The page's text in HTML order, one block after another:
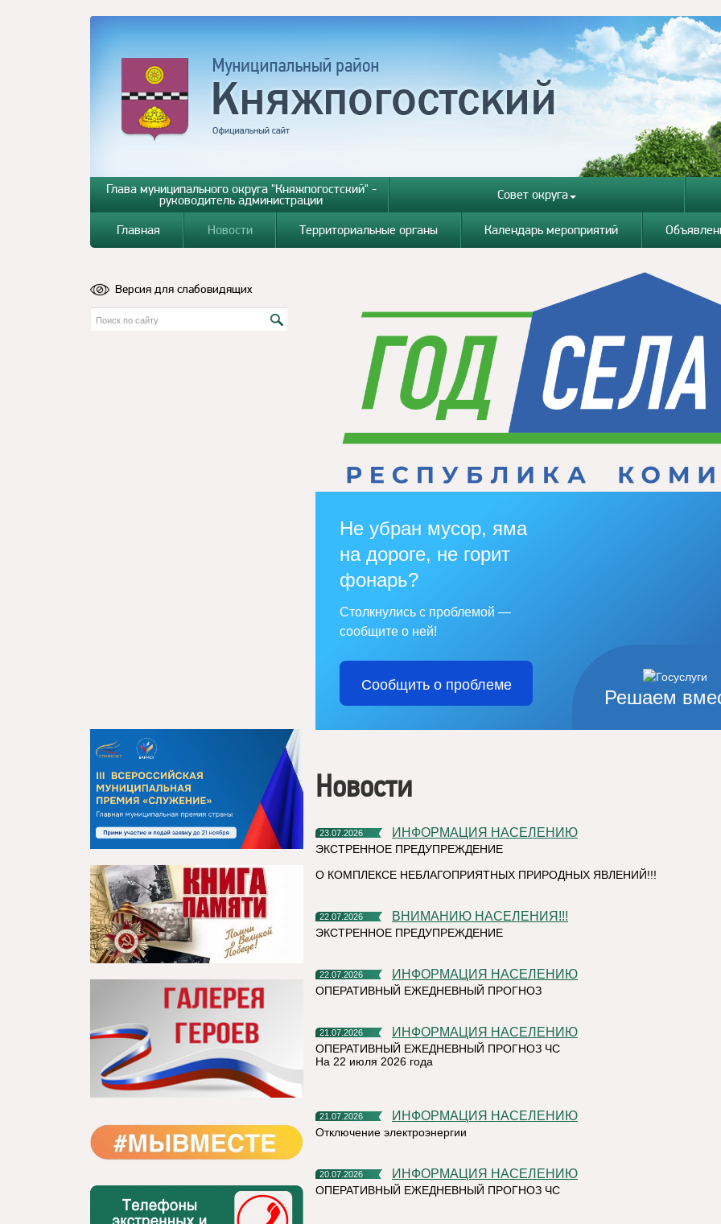
Глава муниципального округа "Княжпогостский" -
руководитель администрации Совет округа
Главная Новости Территориальные органы Календарь мероприятий
Версия для слабовидящих
Решаем
Не убран мусор, яма
на дороге, не горит
фонарь?
Столкнулись с проблемой —
сообщите о ней!
Сообщить о проблеме
Новости
23.07.2026 ИНФОРМАЦИЯ НАСЕЛЕНИЮ
ЭКСТРЕННОЕ ПРЕДУПРЕЖДЕНИЕ
О КОМПЛЕКСЕ НЕБЛАГОПРИЯТНЫХ ПРИРОДНЫХ ЯВЛЕНИЙ!!!
22.07.2026 ВНИМАНИЮ НАСЕЛЕНИЯ!!!
ЭКСТРЕННОЕ ПРЕДУПРЕЖДЕНИЕ
22.07.2026 ИНФОРМАЦИЯ НАСЕЛЕНИЮ
ОПЕРАТИВНЫЙ ЕЖЕДНЕВНЫЙ ПРОГНОЗ
21.07.2026 ИНФОРМАЦИЯ НАСЕЛЕНИЮ
ОПЕРАТИВНЫЙ ЕЖЕДНЕВНЫЙ ПРОГНОЗ ЧС
На 22 июля 2026 года
21.07.2026 ИНФОРМАЦИЯ НАСЕЛЕНИЮ
Отключение электроэнергии
20.07.2026 ИНФОРМАЦИЯ НАСЕЛЕНИЮ
ОПЕРАТИВНЫЙ ЕЖЕДНЕВНЫЙ ПРОГНОЗ ЧС